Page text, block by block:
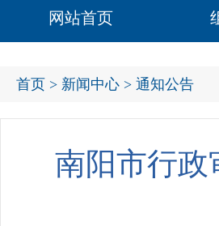
网站首页
首页 > 新闻中心 > 通知公告
南阳市行政